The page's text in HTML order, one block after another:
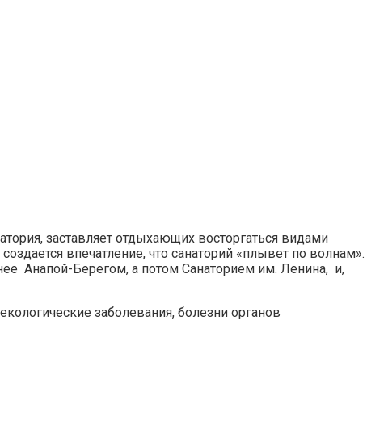
заставляет отдыхающих восторгаться видами
впечатление, что санаторий «плывет по волнам».
Анапой-Берегом, а потом Санаторием им. Ленина, и,
заболевания, болезни органов